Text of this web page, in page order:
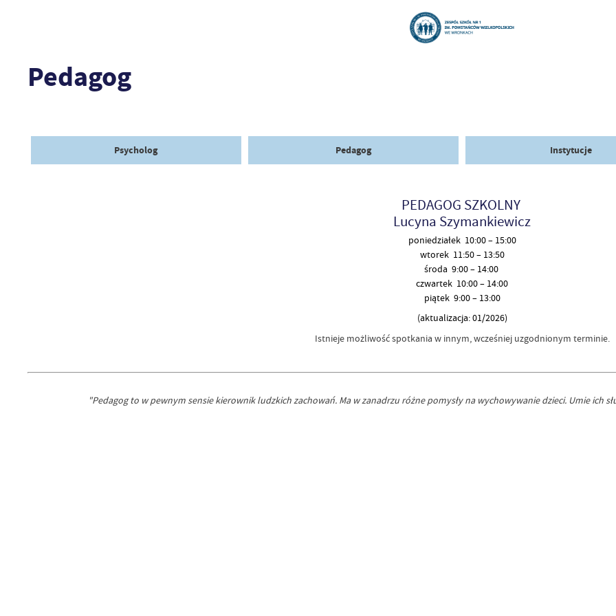
Pedagog
Psycholog Pedagog Instytucje
PEDAGOG SZKOLNY
Lucyna Szymankiewicz
poniedziałek 10:00 – 15:00
wtorek 11:50 – 13:50
środa 9:00 – 14:00
czwartek 10:00 – 14:00
piątek 9:00 – 13:00
(aktualizacja: 01/2026)
Istnieje możliwość spotkania w innym, wcześniej uzgodnionym terminie.
"Pedagog to w pewnym sensie kierownik ludzkich zachowań. Ma w zanadrzu różne pomysły na wychowywanie dzieci. Umie ich